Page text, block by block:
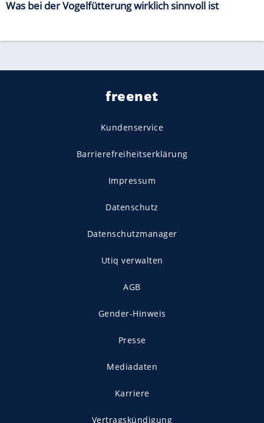
Was bei der Vogelfütterung wirklich sinnvoll ist
freenet
Kundenservice
Barrierefreiheitserklärung
Impressum
Datenschutz
Datenschutzmanager
Utiq verwalten
AGB
Gender-Hinweis
Presse
Mediadaten
Karriere
Vertragskündigung